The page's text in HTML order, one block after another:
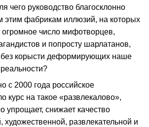
чего руководство благосклонно
этим фабрикам иллюзий, на которых
огромное число мифотворцев,
и попросту шарлатанов,
без корысти деформирующих наше
с 2000 года российское
курс на такое «развлекалово»,
упрощает, снижает качество
развлекательной и